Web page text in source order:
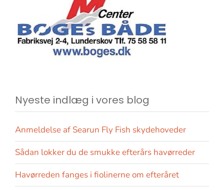
Nyeste indlæg i vores blog
Anmeldelse af Searun Fly Fish skydehoveder
Sådan lokker du de smukke efterårs havørreder
Havørreden fanges i fiolinerne om efteråret